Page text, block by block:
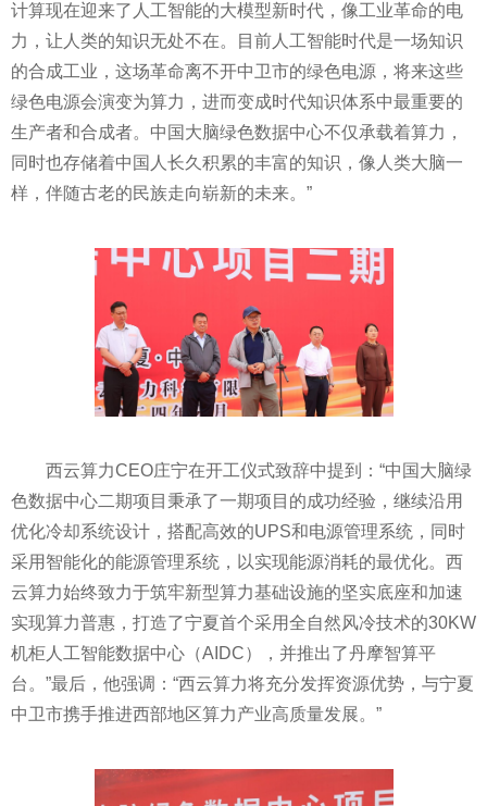
计算现在迎来了人工智能的大模型新时代 ，像工业革命的电
力，让人类的知识无处不在。目前人工智能时代是一场知识
的合成工业，这场革命离不开中卫市的绿色电源，将来这些
绿色电源会演变为算力，进而变成时代知识体系中最重要的
生产者和合成者。中国大脑绿色数据中心不仅承载着算力，
同时也存储着中国人长久积累的丰富的知识，像人类大脑一
样，伴随古老的民族走向崭新的未来。”
西云算力CEO庄宁在开工仪式致辞中提到：“中国大脑绿
色数据中心二期项目秉承了一期项目的成功经验，继续沿用
优化冷却系统设计，搭配高效的UPS和电源管理系统，同时
采用智能化的能源管理系统，以实现能源消耗的最优化。西
云算力始终致力于筑牢新型算力基础设施的坚实底座和加速
实现算力普惠，打造了宁夏首个采用全自然风冷技术的30KW
机柜人工智能数据中心（AIDC），并推出了丹摩智算平
台。”最后，他强调：“西云算力将充分发挥资源优势，与宁夏
中卫市携手推进西部地区算力产业高质量发展。”